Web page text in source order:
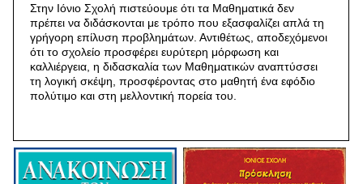
Στην Ιόνιο Σχολή πιστεύουμε ότι τα Μαθηματικά δεν
πρέπει να διδάσκονται με τρόπο που εξασφαλίζει απλά τη
γρήγορη επίλυση προβλημάτων. Αντιθέτως, αποδεχόμενοι
ότι το σχολείο προσφέρει ευρύτερη μόρφωση και
καλλιέργεια, η διδασκαλία των Μαθηματικών αναπτύσσει
τη λογική σκέψη, προσφέροντας στο μαθητή ένα εφόδιο
πολύτιμο και στη μελλοντική πορεία του.